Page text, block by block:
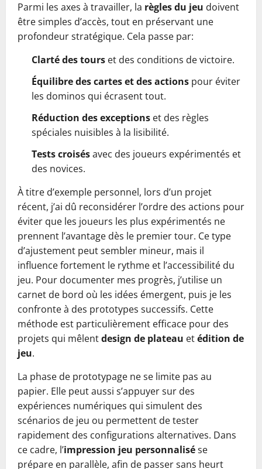
Parmi les axes à travailler, la règles du jeu doivent
être simples d’accès, tout en préservant une
profondeur stratégique. Cela passe par:
Clarté des tours et des conditions de victoire.
Équilibre des cartes et des actions pour éviter
les dominos qui écrasent tout.
Réduction des exceptions et des règles
spéciales nuisibles à la lisibilité.
Tests croisésavec des joueurs expérimentés et
des novices.
À titre d’exemple personnel, lors d’un projet
récent, j’ai dû reconsidérer l’ordre des actions pour
éviter que les joueurs les plus expérimentés ne
prennent l’avantage dès le premier tour. Ce type
d’ajustement peut sembler mineur, mais il
influence fortement le rythme et l’accessibilité du
jeu. Pour documenter mes progrès, j’utilise un
carnet de bord où les idées émergent, puis je les
confronte à des prototypes successifs. Cette
méthode est particulièrement efficace pour des
projets qui mêlentdesign de plateau etédition de
jeu.
La phase de prototypage ne se limite pas au
papier. Elle peut aussi s’appuyer sur des
expériences numériques qui simulent des
scénarios de jeu ou permettent de tester
rapidement des configurations alternatives. Dans
ce cadre, l’impression jeu personnalisése
prépare en parallèle, afin de passer sans heurt